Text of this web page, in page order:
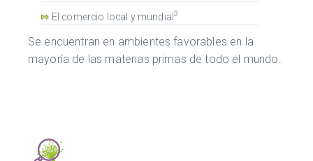
⇰ El comercio local y mundial3
Se encuentran en ambientes favorables en la
mayoría de las materias primas de todo el mundo.